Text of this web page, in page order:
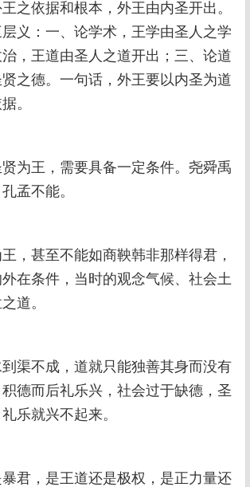
之依据和根本，外王由内圣开出。
义：一、论学术，王学由圣人之学
，王道由圣人之道开出；三、论道
之德。一句话，外王要以内圣为道
。
为王，需要具备一定条件。尧舜禹
孟不能。
，甚至不能如商鞅韩非那样得君，
在条件，当时的观念气候、社会土
道。
渠不成，道就只能独善其身而没有
德而后礼乐兴，社会过于缺德，圣
乐就兴不起来。
君，是王道还是极权，是正力量还